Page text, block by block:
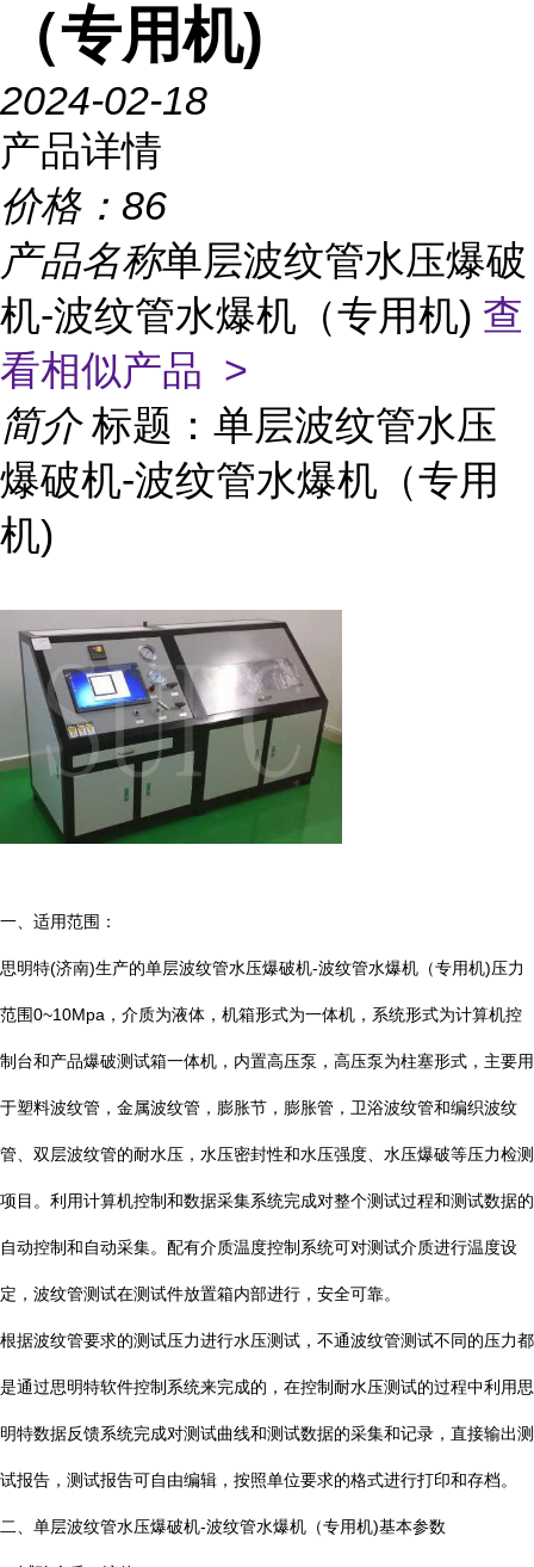
（专用机)
2024-02-18
产品详情
价格： 86
产品名称单层波纹管水压爆破
机-波纹管水爆机（专用机) 查
看相似产品 >
简介 标题：单层波纹管水压
爆破机-波纹管水爆机（专用
机)
一、适用范围：
思明特(济南)生产的单层波纹管水压爆破机-波纹管水爆机（专用机)压力
范围0~10Mpa，介质为液体，机箱形式为一体机，系统形式为计算机控
制台和产品爆破测试箱一体机，内置高压泵，高压泵为柱塞形式，主要用
于塑料波纹管，金属波纹管，膨胀节，膨胀管，卫浴波纹管和编织波纹
管、双层波纹管的耐水压，水压密封性和水压强度、水压爆破等压力检测
项目。利用计算机控制和数据采集系统完成对整个测试过程和测试数据的
自动控制和自动采集。配有介质温度控制系统可对测试介质进行温度设
定，波纹管测试在测试件放置箱内部进行，安全可靠。
根据波纹管要求的测试压力进行水压测试，不通波纹管测试不同的压力都
是通过思明特软件控制系统来完成的，在控制耐水压测试的过程中利用思
明特数据反馈系统完成对测试曲线和测试数据的采集和记录，直接输出测
试报告，测试报告可自由编辑，按照单位要求的格式进行打印和存档。
二、单层波纹管水压爆破机-波纹管水爆机（专用机)基本参数